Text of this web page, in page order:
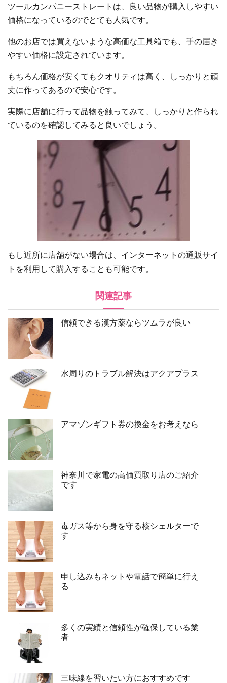
ツールカンパニーストレートは、良い品物が購入しやすい
価格になっているのでとても人気です。
他のお店では買えないような高価な工具箱でも、手の届き
やすい価格に設定されています。
もちろん価格が安くてもクオリティは高く、しっかりと頑
丈に作ってあるので安心です。
実際に店舗に行って品物を触ってみて、しっかりと作られ
ているのを確認してみると良いでしょう。
もし近所に店舗がない場合は、インターネットの通販サイ
トを利用して購入することも可能です。
関連記事
信頼できる漢方薬ならツムラが良い
水周りのトラブル解決はアクアプラス
アマゾンギフト券の換金をお考えなら
神奈川で家電の高価買取り店のご紹介
です
毒ガス等から身を守る核シェルターで
す
申し込みもネットや電話で簡単に行え
る
多くの実績と信頼性が確保している業
者
三味線を習いたい方におすすめです